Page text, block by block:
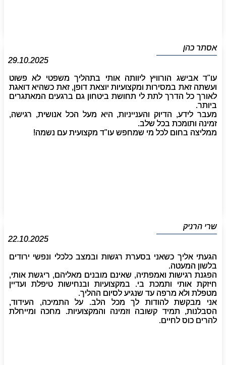
עו"ד אבישג הורוויץ ליוותה אותי בתהליך משפטי לא פשוט
ועשתה זאת במסירות ומקצועיות יוצאת דופן, זאת כשהיא דואגת
לאורך כל הדרך לתת לי תחושת ביטחון גם ברגעים המאתגרים
ביותר.
מעבר לידע, הדיוק והענייניות, היא מעל הכל אנושית, רגישה,
זמינה ותומכת בכל שלב.
ממליצה בחום לכל מי שמחפש עו"ד מקצועית עם נשמה!
אסתר כהן
29.10.2025
הגעתי אליך כשאני בסערת רגשות ובמצב כלכלי ונפשי ירודים
בלשון המעטה.
הפגנת רגישות ואמפתיה, שאינם מובנים מאליהם, ריגשת אותי,
חיזקת אותי ותמכת בי. במקצועיות ובנחישות טיפלת ועדיין
מטפלת ולא מרפה עד שנגיע לסיום ההליך.
אני מבקשת להודות לך מכל הלב. על התמיכה, העידוד,
הסבלנות, תמיד קשובה וזמינה והמקצועיות. מחכה ומייחלת
להרים כוס לחיים.
שרי הרניק
22.10.2025